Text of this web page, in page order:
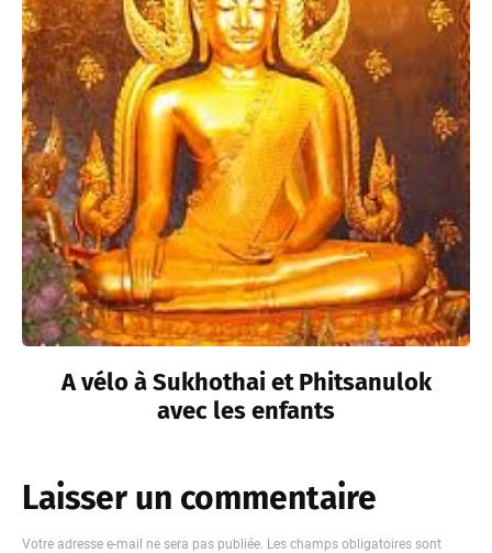
A vélo à Sukhothai et Phitsanulok
avec les enfants
Laisser un commentaire
Votre adresse e-mail ne sera pas publiée. Les champs obligatoires sont